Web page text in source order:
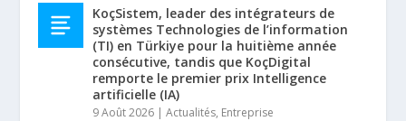
KoçSistem, leader des intégrateurs de
systèmes Technologies de l’information
(TI) en Türkiye pour la huitième année
consécutive, tandis que KoçDigital
remporte le premier prix Intelligence
artificielle (IA)
9 Août 2026 |Actualités, Entreprise